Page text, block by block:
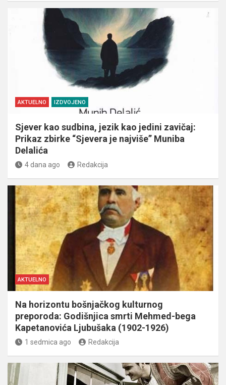
AKTUELNO IZDVOJENO
Sjever kao sudbina, jezik kao jedini zavičaj:
Prikaz zbirke “Sjevera je najviše” Muniba
Delalića
4 dana ago Redakcija
AKTUELNO
Na horizontu bošnjačkog kulturnog
preporoda: Godišnjica smrti Mehmed-bega
Kapetanovića Ljubušaka (1902-1926)
1 sedmica ago Redakcija